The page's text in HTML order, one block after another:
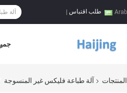
طلب اقتباس
المنتجات آلة طباعة فليكس غير المنسوجة